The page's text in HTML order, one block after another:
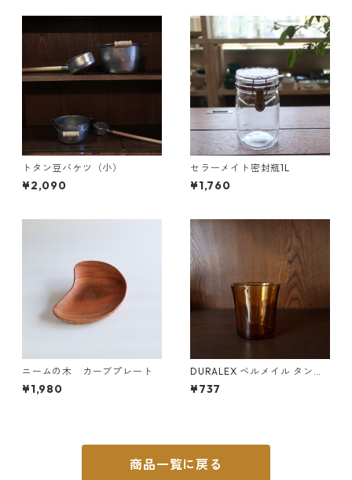
トタン豆バケツ（小）
¥2,090
セラーメイト密封瓶1L
¥1,760
ニームの木 カーブプレート
¥1,980
DURALEX ベルメイル タンブ
ラー 210ml
¥737
商品一覧に戻る